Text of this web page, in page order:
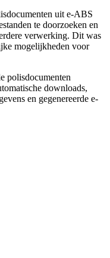
uit e-ABS
te doorzoeken en
verwerking. Dit was
mogelijkheden voor
polisdocumenten
downloads,
en gegenereerde e-